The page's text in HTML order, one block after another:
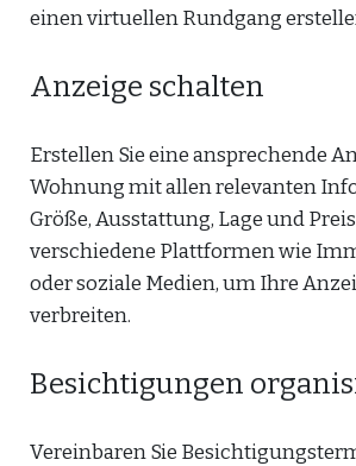
einen virtuellen Rundgang
Anzeige schalten
Erstellen Sie eine ansprechende
Wohnung mit allen relevanten
Größe, Ausstattung, Lage und
verschiedene Plattformen wie
oder soziale Medien, um Ihre
verbreiten.
Besichtigungen
Vereinbaren Sie